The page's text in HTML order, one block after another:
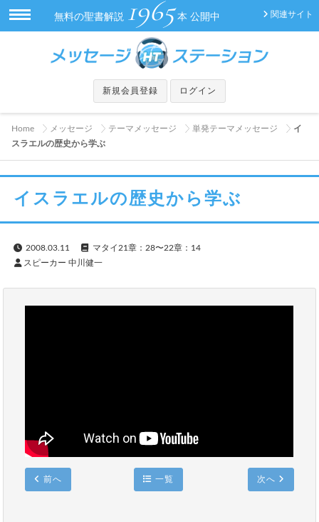
関連サイト
無料の聖書解説 1965 本 公開中
新規会員登録 ログイン
Home メッセージ テーマメッセージ 単発テーマメッセージ
イ
スラエルの歴史から学ぶ
イスラエルの歴史から学ぶ
2008.03.11
マタイ21章：28〜22章：14
スピーカー 中川健一
前へ 一覧 次へ